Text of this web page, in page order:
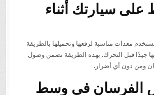
سيارتك أثناء
نستخدم معدات مناسبة لرفعها وتحميلها بالطريقة
جيدًا قبل التحرك. بهذه الطريقة نضمن وصول
ومن دون أي أضرار.
الفرسان في وسط